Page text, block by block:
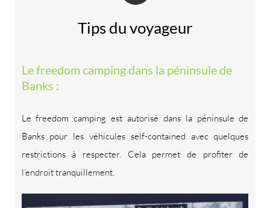
Tips du voyageur
Le freedom camping dans la péninsule de
Banks :
Le freedom camping est autorisé dans la péninsule de
Banks pour les véhicules self-contained avec quelques
restrictions à respecter. Cela permet de profiter de
l’endroit tranquillement.